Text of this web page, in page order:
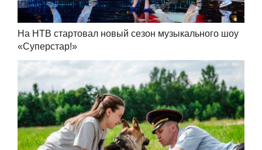
На НТВ стартовал новый сезон музыкального шоу
«Суперстар!»